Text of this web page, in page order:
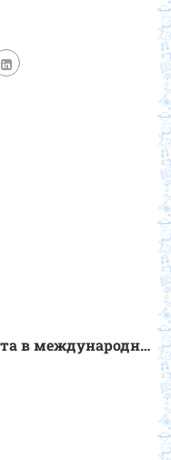
Наши ученици с призови места в международното състезание „Таланти без граница“ и със специална награда от Девети национален фолклорен фестивал „Димитър Гайдаров“ Казанлък!